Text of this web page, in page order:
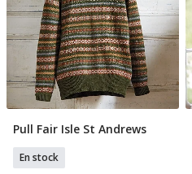
Sélectionner Tailles
Pull Fair Isle St Andrews
En stock